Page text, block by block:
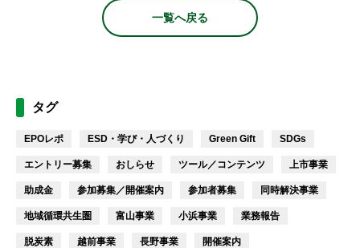
一覧へ戻る
タグ
EPOレポ ESD・学び・人づくり Green Gift SDGs
エントリー募集 おしらせ ツール／コンテンツ 上市事業
助成金 参加募集／開催案内 参加者募集 同時解決事業
地域循環共生圏 富山事業 小浜事業 業務報告
脱炭素 越前事業 長野事業 開催案内